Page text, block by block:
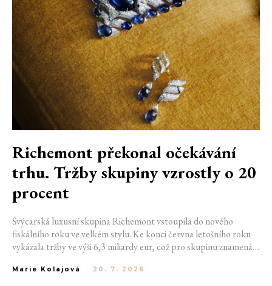
Richemont překonal očekávání
trhu. Tržby skupiny vzrostly o 20
procent
Švýcarská luxusní skupina Richemont vstoupila do nového
fiskálního roku ve velkém stylu. Ke konci června letošního roku
vykázala tržby ve výši 6,3 miliardy eur, což pro skupinu znamená
luxusním zůstává i přes přetrvávající ekonomickou nejistotu
Marie Kolajová - 20. 7. 2026